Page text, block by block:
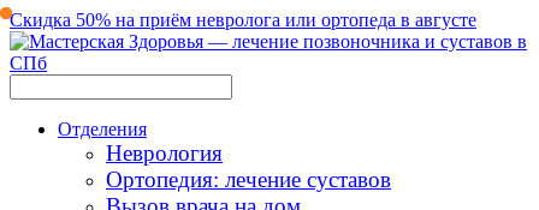
Скидка 50% на приём невролога или ортопеда в августе
Отделения
Неврология
Ортопедия: лечение суставов